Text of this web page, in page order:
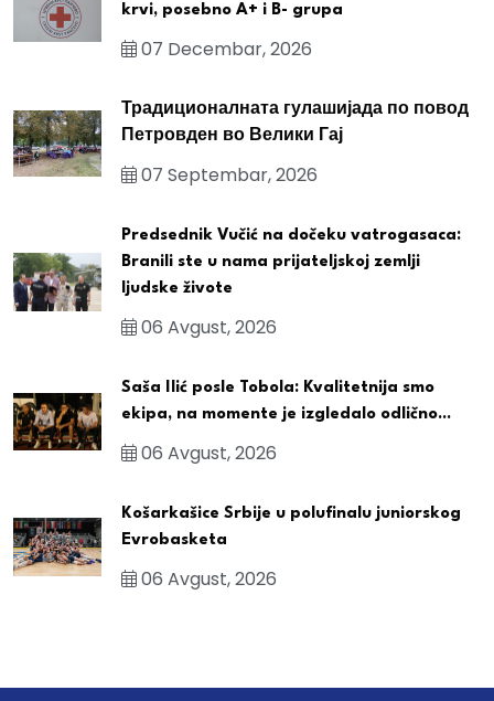
krvi, posebno A+ i B- grupa
07 Decembar, 2026
Традиционалната гулашијада по повод
Петровден во Велики Гај
07 Septembar, 2026
Predsednik Vučić na dočeku vatrogasaca:
Branili ste u nama prijateljskoj zemlji
ljudske živote
06 Avgust, 2026
Saša Ilić posle Tobola: Kvalitetnija smo
ekipa, na momente je izgledalo odlično...
06 Avgust, 2026
Košarkašice Srbije u polufinalu juniorskog
Evrobasketa
06 Avgust, 2026